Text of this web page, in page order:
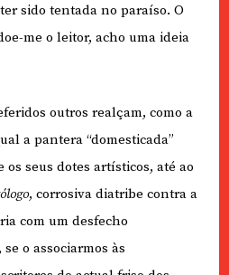
sido tentada no paraíso. O
me o leitor, acho uma ideia
outros realçam, como a
a pantera “domesticada”
seus dotes artísticos, até ao
, corrosiva diatribe contra a
com um desfecho
o associarmos às